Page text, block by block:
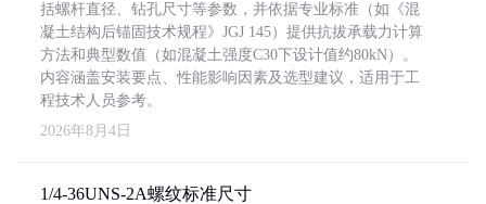
括螺杆直径、钻孔尺寸等参数，并依据专业标准（如《混
凝土结构后锚固技术规程》JGJ 145）提供抗拔承载力计算
方法和典型数值（如混凝土强度C30下设计值约80kN）。
内容涵盖安装要点、性能影响因素及选型建议，适用于工
程技术人员参考。
2026年8月4日
1/4-36UNS-2A螺纹标准尺寸